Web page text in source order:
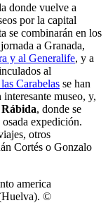
donde vuelve a
por la capital
se combinarán en los
a Granada,
y al Generalife, y a
al
Carabelas se han
museo, y,
, donde se
expedición.
otros
Cortés o Gonzalo
©